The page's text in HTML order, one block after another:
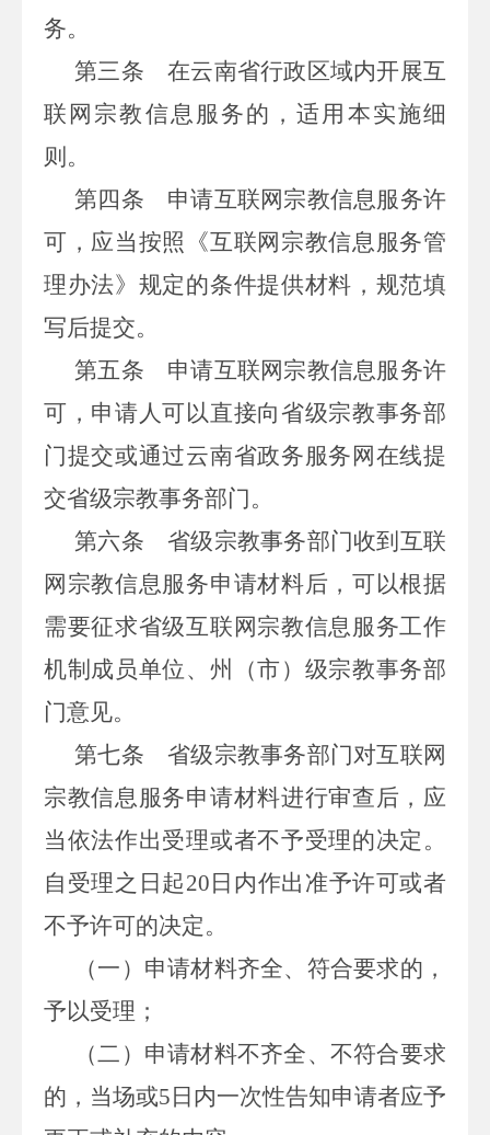
务。
第三条 在云南省行政区域内开展互
联网宗教信息服务的，适用本实施细
则。
第四条 申请互联网宗教信息服务许
可，应当按照《互联网宗教信息服务管
理办法》规定的条件提供材料，规范填
写后提交。
第五条 申请互联网宗教信息服务许
可，申请人可以直接向省级宗教事务部
门提交或通过云南省政务服务网在线提
交省级宗教事务部门。
第六条 省级宗教事务部门收到互联
网宗教信息服务申请材料后，可以根据
需要征求省级互联网宗教信息服务工作
机制成员单位、州（市）级宗教事务部
门意见。
第七条 省级宗教事务部门对互联网
宗教信息服务申请材料进行审查后，应
当依法作出受理或者不予受理的决定。
自受理之日起20日内作出准予许可或者
不予许可的决定。
（一）申请材料齐全、符合要求的，
予以受理；
（二）申请材料不齐全、不符合要求
的，当场或5日内一次性告知申请者应予